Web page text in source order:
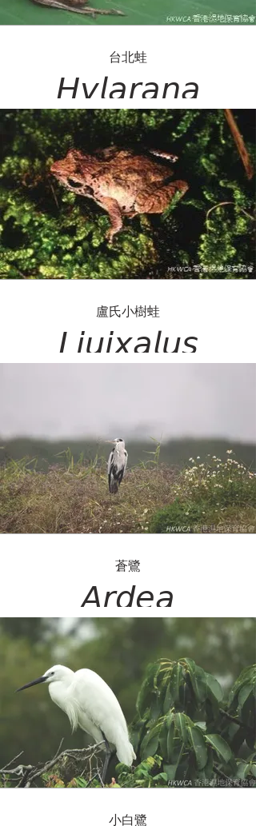
台北蛙
𝘏𝘺𝘭𝘢𝘳𝘢𝘯𝘢
𝘵𝘢𝘪𝘱𝘦𝘩𝘦𝘯𝘴𝘪𝘴
盧氏小樹蛙
𝘓𝘪𝘶𝘪𝘹𝘢𝘭𝘶𝘴
蒼鷺
𝘈𝘳𝘥𝘦𝘢
𝘤𝘪𝘯𝘦𝘳𝘦𝘢
小白鷺